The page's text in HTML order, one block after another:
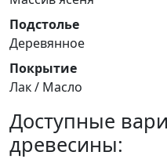
Подстолье
Деревянное
Покрытие
Лак / Масло
Доступные
древесины: